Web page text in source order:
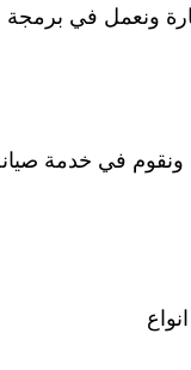
ونعمل في برمجة
ونقوم في خدمة